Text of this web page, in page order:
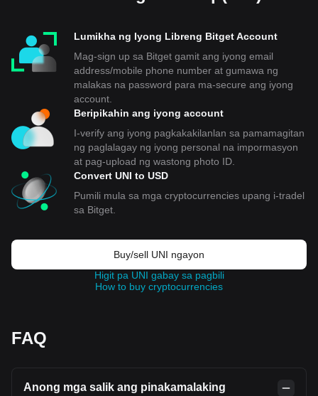
Lumikha ng Iyong Libreng Bitget Account
Mag-sign up sa Bitget gamit ang iyong email
address/mobile phone number at gumawa ng
malakas na password para ma-secure ang iyong
account.
Beripikahin ang iyong account
I-verify ang iyong pagkakakilanlan sa pamamagitan
ng paglalagay ng iyong personal na impormasyon
at pag-upload ng wastong photo ID.
Convert UNI to USD
Pumili mula sa mga cryptocurrencies upang i-tradel
sa Bitget.
Buy/sell UNI ngayon
Higit pa UNI gabay sa pagbili
How to buy cryptocurrencies
FAQ
Anong mga salik ang pinakamalaking